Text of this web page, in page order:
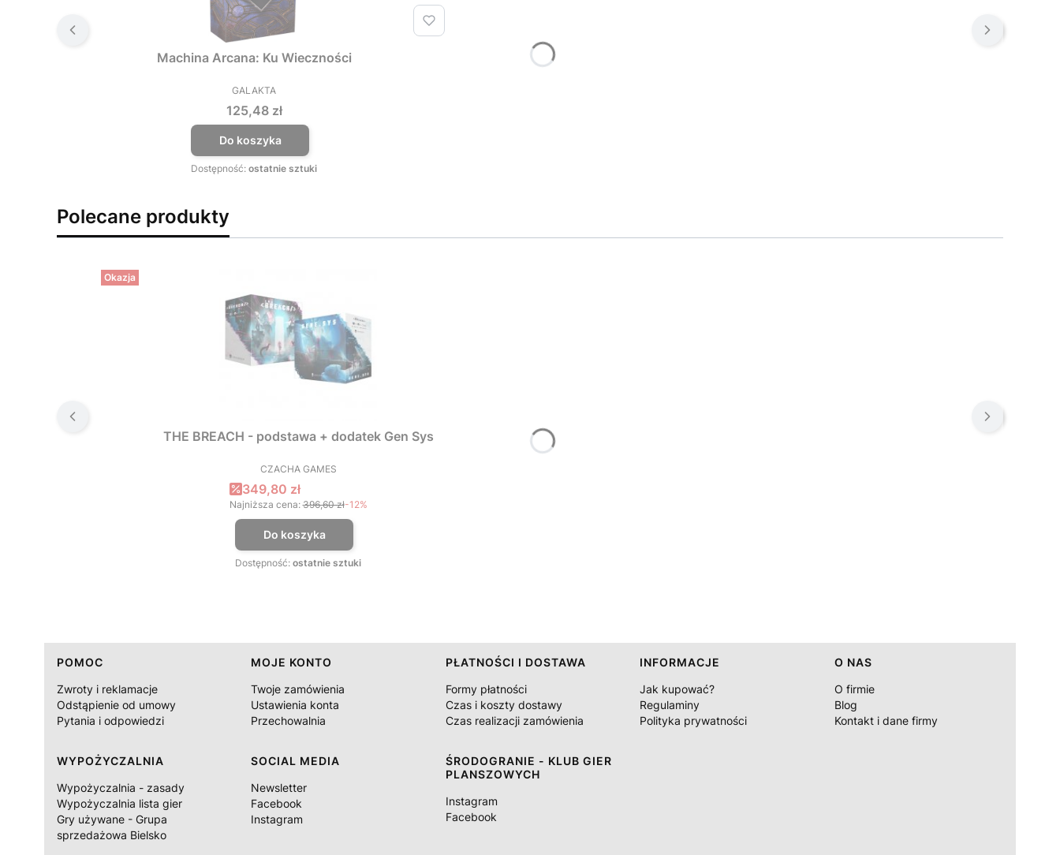
Machina Arcana: Ku Wieczności
PRODUCENT
GALAKTA
Cena
125,48 zł
Do koszyka
Dostępność: ostatnie sztuki
Polecane produkty
Okazja
THE BREACH - podstawa + dodatek Gen Sys
PRODUCENT
CZACHA GAMES
Cena promocyjna
349,80 zł
Najniższa cena: 396,60 zł-12%
Do koszyka
Dostępność: ostatnie sztuki
Linki w stopce
POMOC
Zwroty i reklamacje
Odstąpienie od umowy
Pytania i odpowiedzi
MOJE KONTO
Twoje zamówienia
Ustawienia konta
Przechowalnia
PŁATNOŚCI I DOSTAWA
Formy płatności
Czas i koszty dostawy
Czas realizacji zamówienia
INFORMACJE
Jak kupować?
Regulaminy
Polityka prywatności
O NAS
O firmie
Blog
Kontakt i dane firmy
WYPOŻYCZALNIA
Wypożyczalnia - zasady
Wypożyczalnia lista gier
Gry używane - Grupa
sprzedażowa Bielsko
SOCIAL MEDIA
Newsletter
Facebook
Instagram
ŚRODOGRANIE - KLUB GIER
PLANSZOWYCH
Instagram
Facebook